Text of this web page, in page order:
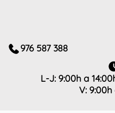
976 587 388
L-J: 9:00h a
V: 9:00h